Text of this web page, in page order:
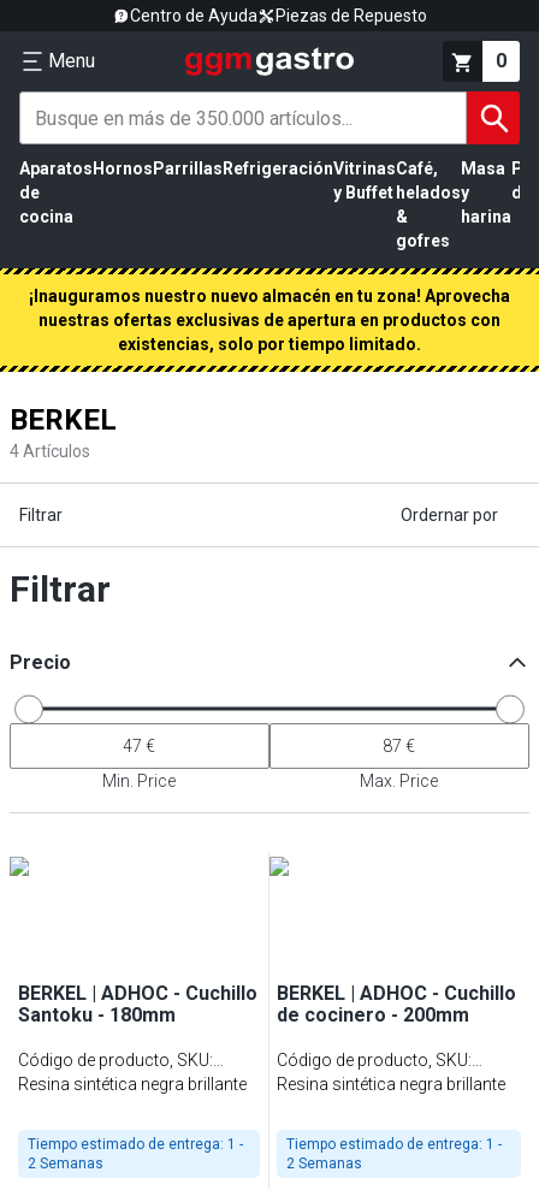
Centro de Ayuda Piezas de Repuesto
Menu 0
Aparatos
de
cocina
Hornos Parrillas RefrigeraciónVitrinas
y Buffet
Café,
helados
&
gofres
Masa
y
harina
de
¡Inauguramos nuestro nuevo almacén en tu zona! Aprovecha
nuestras ofertas exclusivas de apertura en productos con
existencias, solo por tiempo limitado.
BERKEL
4Artículos
Filtrar Ordernar por
Filtrar
Precio
Min. Price Max. Price
BERKEL | ADHOC - Cuchillo
Santoku - 180mm
Código de producto, SKU:
KAD1SA18SRBBL
Resina sintética negra brillante
Tiempo estimado de entrega: 1 -
2 Semanas
BERKEL | ADHOC - Cuchillo
de cocinero - 200mm
Código de producto, SKU:
KAD1CO20SRBBL
Resina sintética negra brillante
Tiempo estimado de entrega: 1 -
2 Semanas